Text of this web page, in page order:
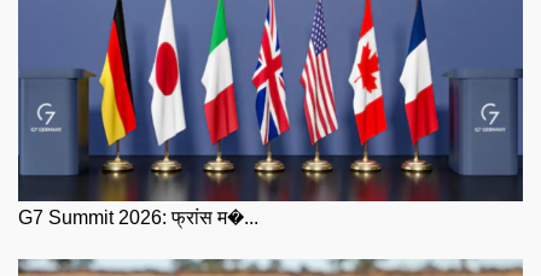
G7 Summit 2026: फ्रांस म�...